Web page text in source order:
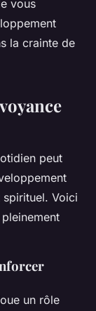
vous
la crainte de
peut
Voici
un rôle